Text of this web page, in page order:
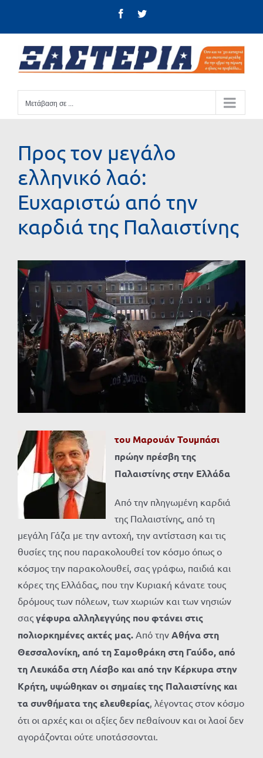
FacebookTwitter
Μετάβαση σε ...
Προς τον μεγάλο
ελληνικό λαό:
Ευχαριστώ από την
καρδιά της Παλαιστίνης
Προβολή
μεγαλύτερης
εικόνας
του Μαρουάν Τουμπάσι
πρώην πρέσβη της
Παλαιστίνης στην Ελλάδα
Από την πληγωμένη καρδιά
της Παλαιστίνης, από τη
μεγάλη Γάζα με την αντοχή, την αντίσταση και τις
θυσίες της που παρακολουθεί τον κόσμο όπως ο
κόσμος την παρακολουθεί, σας γράφω, παιδιά και
κόρες της Ελλάδας, που την Κυριακή κάνατε τους
δρόμους των πόλεων, των χωριών και των νησιών
σας γέφυρα αλληλεγγύης που φτάνει στις
πολιορκημένες ακτές μας. Από την Αθήνα στη
Θεσσαλονίκη, από τη Σαμοθράκη στη Γαύδο, από
τη Λευκάδα στη Λέσβο και από την Κέρκυρα στην
Κρήτη, υψώθηκαν οι σημαίες της Παλαιστίνης και
τα συνθήματα της ελευθερίας, λέγοντας στον κόσμο
ότι οι αρχές και οι αξίες δεν πεθαίνουν και οι λαοί δεν
αγοράζονται ούτε υποτάσσονται.